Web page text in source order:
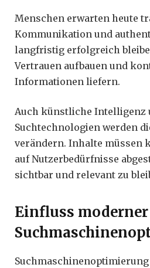
Menschen erwarten heute
Kommunikation und
langfristig erfolgreich
Vertrauen aufbauen und
Informationen liefern.
Auch künstliche Intelligenz
Suchtechnologien werden
verändern. Inhalte müssen
auf Nutzerbedürfnisse
sichtbar und relevant zu
Einfluss moderner